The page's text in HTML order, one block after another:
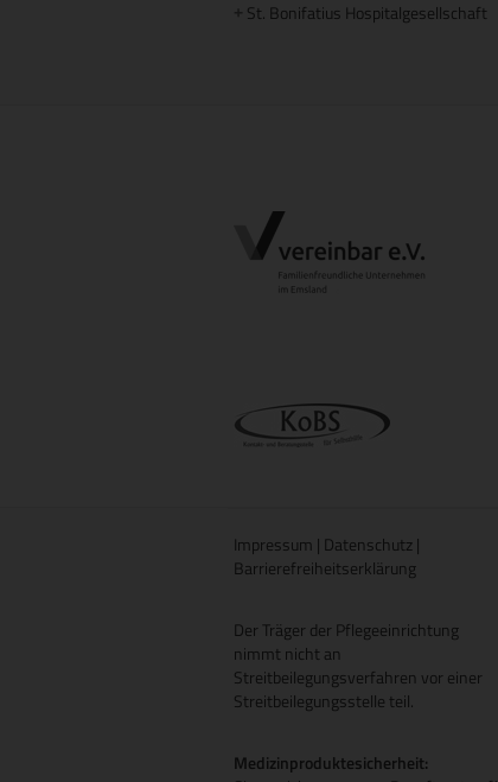
St. Bonifatius Hospitalgesellschaft
Impressum | Datenschutz|
Barrierefreiheitserklärung
Der Träger der Pflegeeinrichtung
nimmt nicht an
Streitbeilegungsverfahren vor einer
Streitbeilegungsstelle teil.
Medizinproduktesicherheit: